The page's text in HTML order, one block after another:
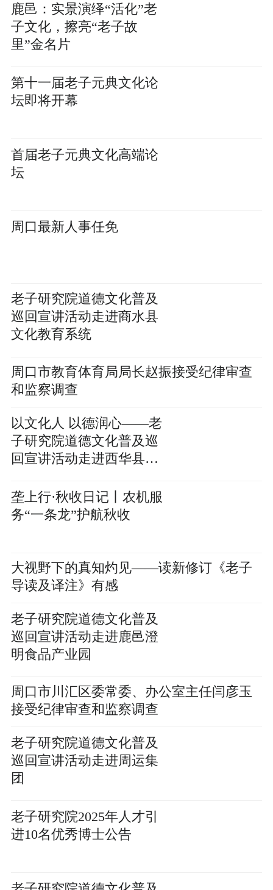
鹿邑：实景演绎“活化”老
子文化，擦亮“老子故
里”金名片
第十一届老子元典文化论
坛即将开幕
首届老子元典文化高端论
坛
周口最新人事任免
老子研究院道德文化普及
巡回宣讲活动走进商水县
文化教育系统
周口市教育体育局局长赵振接受纪律审查
和监察调查
以文化人 以德润心——老
子研究院道德文化普及巡
回宣讲活动走进西华县文
垄上行·秋收日记丨农机服
务“一条龙”护航秋收
大视野下的真知灼见——读新修订《老子
导读及译注》有感
老子研究院道德文化普及
巡回宣讲活动走进鹿邑澄
明食品产业园
周口市川汇区委常委、办公室主任闫彦玉
接受纪律审查和监察调查
老子研究院道德文化普及
巡回宣讲活动走进周运集
团
老子研究院2025年人才引
进10名优秀博士公告